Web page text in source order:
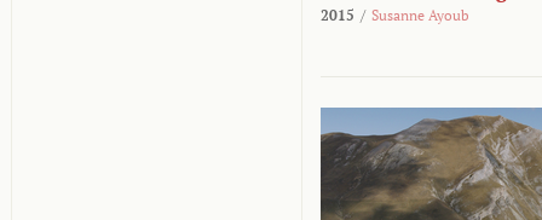
2015 / Susanne Ayoub